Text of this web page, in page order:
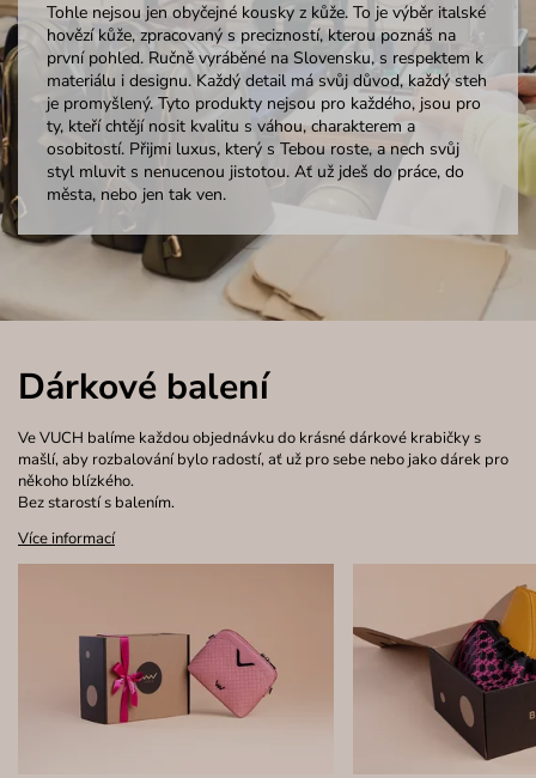
Tohle nejsou jen obyčejné kousky z kůže. To je výběr italské
hovězí kůže, zpracovaný s precizností, kterou poznáš na
první pohled. Ručně vyráběné na Slovensku, s respektem k
materiálu i designu. Každý detail má svůj důvod, každý steh
je promyšlený. Tyto produkty nejsou pro každého, jsou pro
ty, kteří chtějí nosit kvalitu s váhou, charakterem a
osobitostí. Přijmi luxus, který s Tebou roste, a nech svůj
styl mluvit s nenucenou jistotou. Ať už jdeš do práce, do
města, nebo jen tak ven.
Dárkové balení
Ve VUCH balíme každou objednávku do krásné dárkové krabičky s
mašlí, aby rozbalování bylo radostí, ať už pro sebe nebo jako dárek pro
někoho blízkého.
Bez starostí s balením.
Více informací